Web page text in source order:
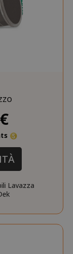
Lavazza
Adobe Inc.